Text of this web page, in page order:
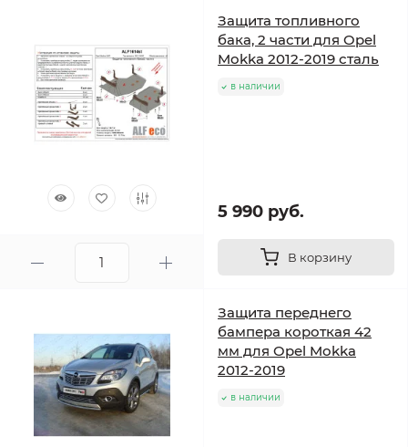
Защита топливного
бака, 2 части для Opel
Mokka 2012-2019 сталь
в наличии
5 990 руб.
В корзину
Защита переднего
бампера короткая 42
мм для Opel Mokka
2012-2019
в наличии